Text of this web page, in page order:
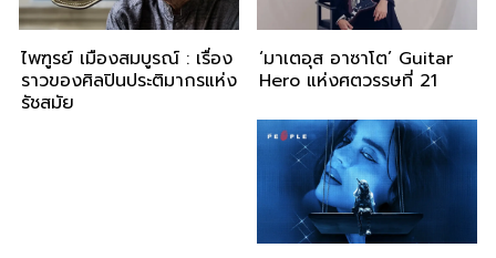
ไพฑูรย์ เมืองสมบูรณ์ : เรื่อง
ราวของศิลปินประติมากรแห่ง
รัชสมัย
‘มาเตอุส อาซาโต’ Guitar
Hero แห่งศตวรรษที่ 21